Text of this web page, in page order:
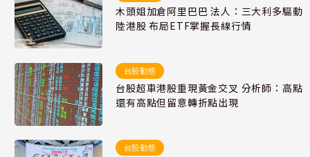
木頭姐加倉阿里巴巴 法人：三大利多驅動
陸港股 布局ETF掌握長線行情
台股動態
台股超車港股重現黃金交叉 分析師：高點
還有高點但留意轉折點出現
台股動態